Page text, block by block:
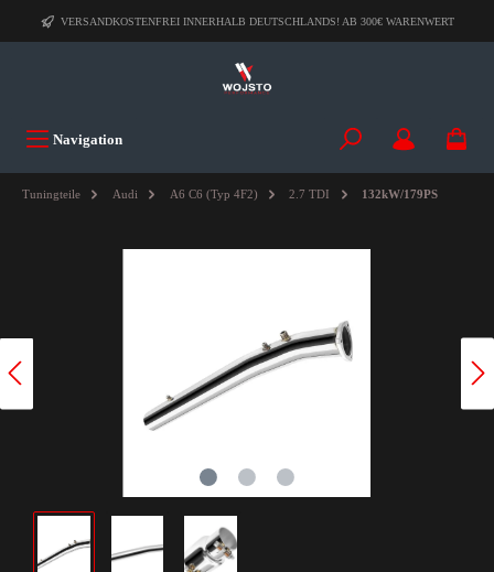
VERSANDKOSTENFREI INNERHALB DEUTSCHLANDS! AB 300€ WARENWERT
Navigation
Tuningteile Audi A6 C6 (Typ 4F2) 2.7 TDI 132kW/179PS